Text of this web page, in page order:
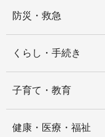
防災・救急
くらし・手続き
子育て・教育
健康・医療・福祉